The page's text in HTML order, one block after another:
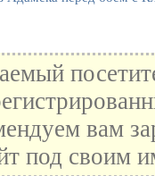
вам
под своим